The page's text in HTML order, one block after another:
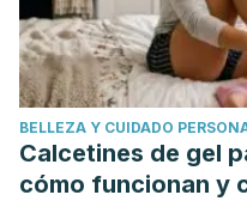
BELLEZA Y CUIDADO
Calcetines de gel
cómo funcionan y